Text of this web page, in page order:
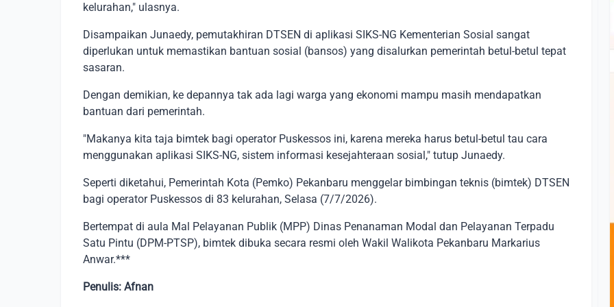
kelurahan," ulasnya.
Disampaikan Junaedy, pemutakhiran DTSEN di aplikasi SIKS-NG Kementerian Sosial sangat
diperlukan untuk memastikan bantuan sosial (bansos) yang disalurkan pemerintah betul-betul tepat
sasaran.
Dengan demikian, ke depannya tak ada lagi warga yang ekonomi mampu masih mendapatkan
bantuan dari pemerintah.
"Makanya kita taja bimtek bagi operator Puskessos ini, karena mereka harus betul-betul tau cara
menggunakan aplikasi SIKS-NG, sistem informasi kesejahteraan sosial," tutup Junaedy.
Seperti diketahui, Pemerintah Kota (Pemko) Pekanbaru menggelar bimbingan teknis (bimtek) DTSEN
bagi operator Puskessos di 83 kelurahan, Selasa (7/7/2026).
Bertempat di aula Mal Pelayanan Publik (MPP) Dinas Penanaman Modal dan Pelayanan Terpadu
Satu Pintu (DPM-PTSP), bimtek dibuka secara resmi oleh Wakil Walikota Pekanbaru Markarius
Anwar.***
Penulis: Afnan